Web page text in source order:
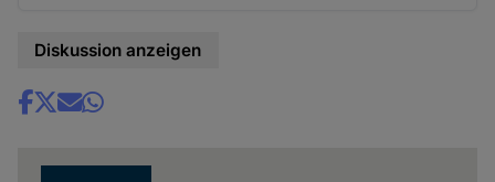
Diskussion anzeigen
Share